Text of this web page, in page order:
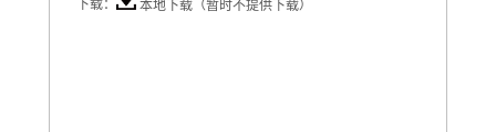
下载： 本地下载（暂时不提供下载）